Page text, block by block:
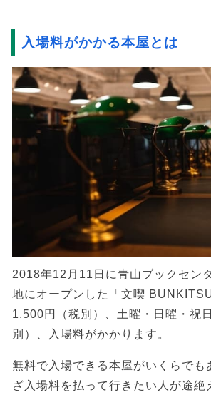
入場料がかかる本屋とは
2018年12月11日に青山ブックセン
地にオープンした「文喫
1,500円（税別）、土曜・日曜・祝
別）、入場料がかかります。
無料で入場できる本屋がいくらでも
ざ入場料を払って行きたい人が途絶